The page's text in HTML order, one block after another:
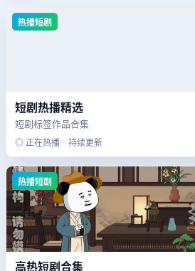
热播短剧
短剧热播精选
短剧标签作品合集
◎ 正在热播 持续更新
热播短剧
高热短剧合集